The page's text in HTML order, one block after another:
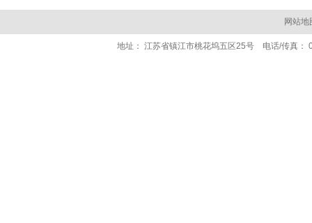
网站地
地址： 江苏省镇江市桃花坞五区25号 电话/传真